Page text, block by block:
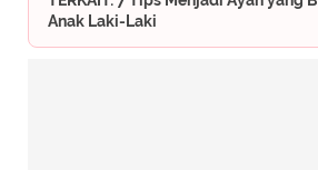
Anak Laki-Laki